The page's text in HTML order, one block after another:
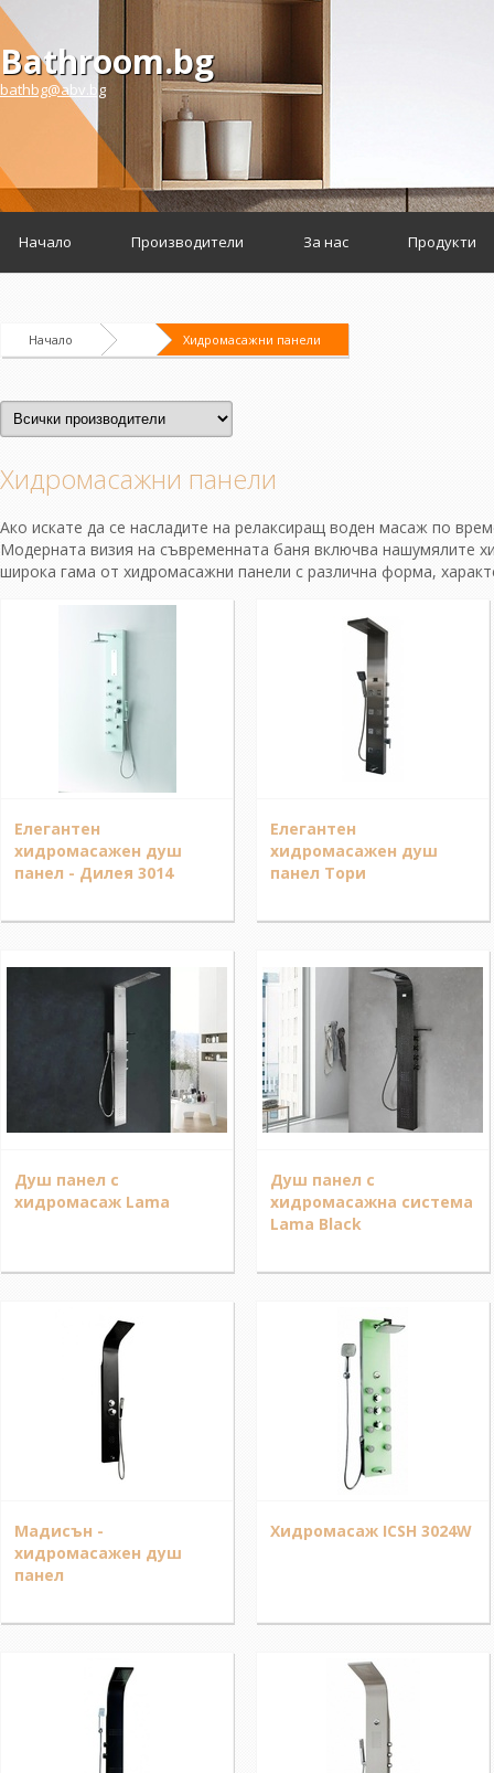
Bathroom.bg
bathbg@abv.bg
Начало Производители За нас Продукти
Начало Хидромасажни панели
Хидромасажни панели
Ако искате да се насладите на релаксиращ воден масаж по
Модерната визия на съвременната баня включва нашумялите
широка гама от хидромасажни панели с различна форма,
Елегантен
хидромасажен душ
панел - Дилея 3014
Елегантен
хидромасажен душ
панел Тори
Душ панел с
хидромасаж Lama
Душ панел с
хидромасажна система
Lama Black
Мадисън -
хидромасажен душ
панел
Хидромасаж ICSH 3024W